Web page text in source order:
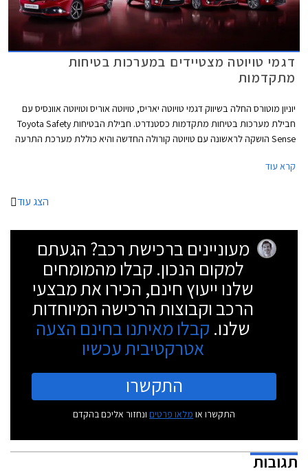
דגמי טויוטה מצטיידים במערכות בטיחות
מתקדמות
יוניון מוטורס החלה בשיווק דגמי טויוטה יאריס, טויוטה אוריס וטויוטה אוונסיס עם
חבילת מערכות בטיחות מתקדמות כסטנדרט. חבילת הבטיחות Toyota Safety
Sense הושקה לראשונה עם טויוטה קורולה החדשה והיא כוללת מערכת התרעה
אוטומטי בין תאורת מעבר לתאורת דרך למניעת סינוור נהגים אחרים. האוריס
מעתה עם חיישני גשם וטויוטה אוריס מקבלת שמשות אחוריות כהות ומושבים
קרא עוד
הצג עוד
מעוניינים ברכישת רכב? הגעתם
למקום הנכון. קבלו מהמומחים
שלנו ייעוץ חינם, הכירו את מבצעי
הרכב וקבוצות הרכישה המיוחדות
שלנו. קבלו מאיתנו בחינם הצעה
אטרקטיבית עכשיו
התקשרו
התקשרו או מלאו פרטים ונחזור אליכם בהקדם
תגובות